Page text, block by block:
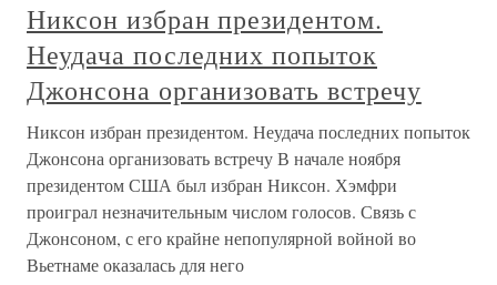
Никсон избран президентом.
Неудача последних попыток
Джонсона организовать встречу
Никсон избран президентом. Неудача последних попыток
Джонсона организовать встречу В начале ноября
президентом США был избран Никсон. Хэмфри
проиграл незначительным числом голосов. Связь с
Джонсоном, с его крайне непопулярной войной во
Вьетнаме оказалась для него